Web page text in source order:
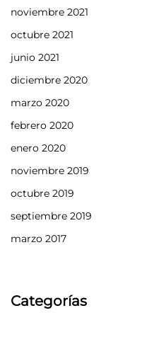
noviembre 2021
octubre 2021
junio 2021
diciembre 2020
marzo 2020
febrero 2020
enero 2020
noviembre 2019
octubre 2019
septiembre 2019
marzo 2017
Categorías